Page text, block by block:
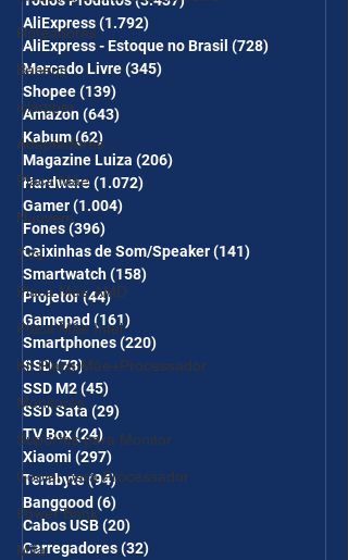
Roteadores
Baseus
iclamper
Adaptadores
Placa Mãe
Nuuvem
TVs
Placa Mãe AMD
Placa Mãe Intel
Kit Placa Mãe+Processador
Monitores
Suportes para Monitor
Cooler para Processador
Power Bank
Mifa
CUPONS SÃO VÁLIDOS NO
COMBO
AliExpress(1.792)
AliExpress - Estoque no Brasil (728)
Mercado Livre(345)
Shopee(139)
Amazon(643)
Kabum(62)
Magazine Luiza (206)
Hardware(1.072)
Gamer(1.004)
Fones(396)
Caixinhas de Som/Speaker(141)
Smartwatch(158)
Projetor(44)44 posts
Gamepad (161)
Smartphones(220)
SSD(73)73 posts
SSD M2(45)
SSD Sata (29)
TV Box(24)24 posts
Xiaomi (297)
Terabyte(94)94 posts
Banggood (6)
Cabos USB(20)
Carregadores(32)